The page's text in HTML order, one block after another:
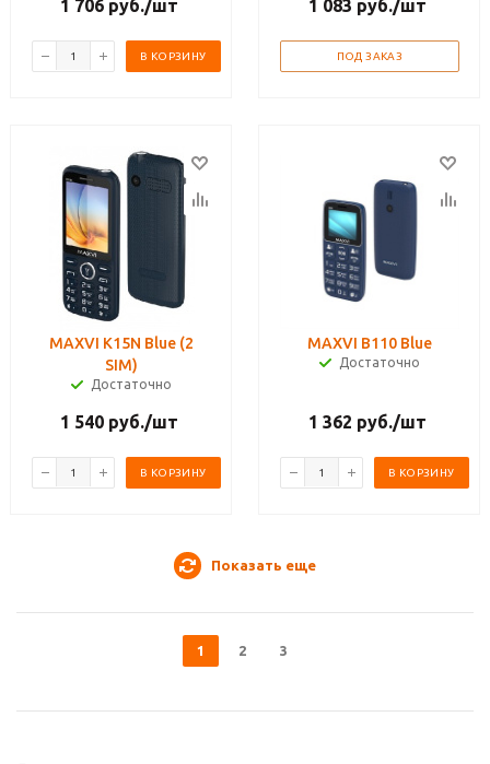
1 706 руб./шт
В КОРЗИНУ
1 083 руб./шт
ПОД ЗАКАЗ
MAXVI K15N Blue (2
SIM)
Достаточно
1 540 руб./шт
В КОРЗИНУ
MAXVI B110 Blue
Достаточно
1 362 руб./шт
В КОРЗИНУ
Показать еще
1 2 3